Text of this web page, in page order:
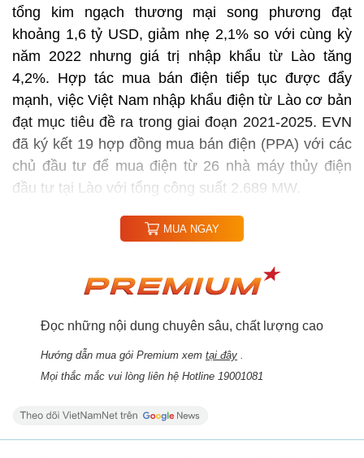
tổng kim ngạch thương mại song phương đạt
khoảng 1,6 tỷ USD, giảm nhẹ 2,1% so với cùng kỳ
năm 2022 nhưng giá trị nhập khẩu từ Lào tăng
4,2%. Hợp tác mua bán điện tiếp tục được đẩy
mạnh, việc Việt Nam nhập khẩu điện từ Lào cơ bản
đạt mục tiêu đề ra trong giai đoạn 2021-2025. EVN
đã ký kết 19 hợp đồng mua bán điện (PPA) với các
chủ đầu tư để mua điện từ 26 nhà máy thủy điện
đầu tư tại Lào với tổng công suất 2.689 MW.
MUA NGAY
Đọc những nội dung chuyên sâu, chất lượng cao
Hướng dẫn mua gói Premium xem tại đây .
Mọi thắc mắc vui lòng liên hệ Hotline 19001081